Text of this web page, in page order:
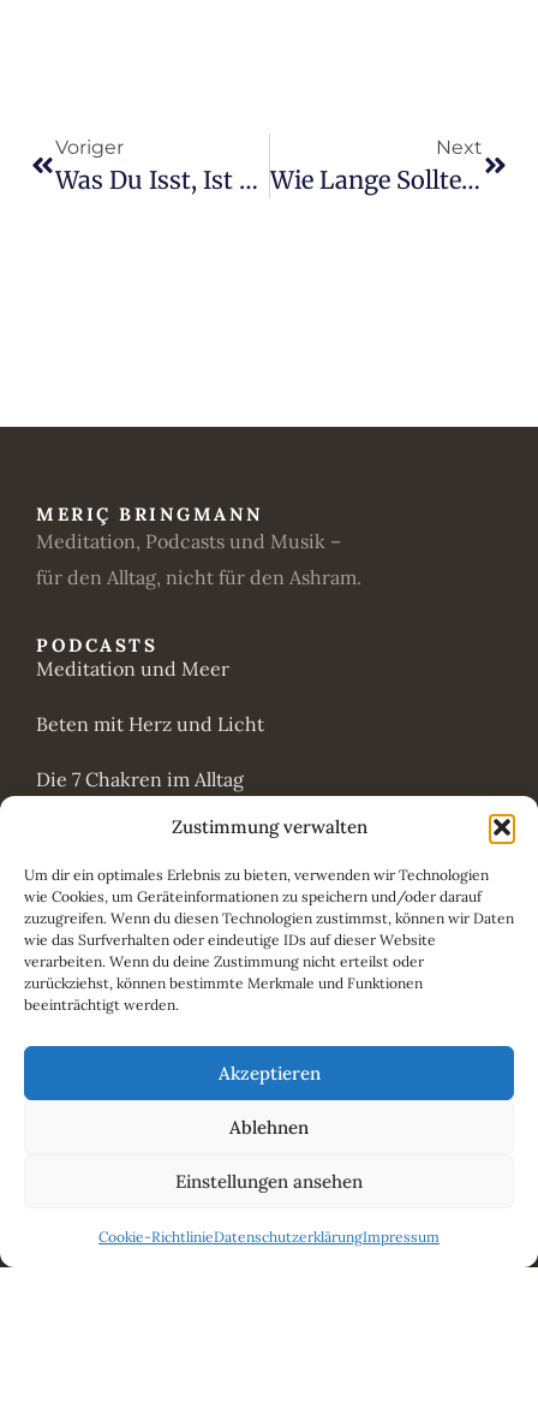
Zustimmung verwalten
Um dir ein optimales Erlebnis zu bieten, verwenden wir Technologien
wie Cookies, um Geräteinformationen zu speichern und/oder darauf
zuzugreifen. Wenn du diesen Technologien zustimmst, können wir Daten
wie das Surfverhalten oder eindeutige IDs auf dieser Website
verarbeiten. Wenn du deine Zustimmung nicht erteilst oder
zurückziehst, können bestimmte Merkmale und Funktionen
beeinträchtigt werden.
Akzeptieren
Ablehnen
Einstellungen ansehen
Cookie-RichtlinieDatenschutzerklärungImpressum
Voriger
Was Du Isst, Ist Wie Du Meditierst
Next
Wie Lange Sollte Man Täglich Meditieren?
MERIÇ BRINGMANN
Meditation, Podcasts und Musik –
für den Alltag, nicht für den Ashram.
PODCASTS
Meditation und Meer
Beten mit Herz und Licht
Die 7 Chakren im Alltag
Wie Worte wirken
Die Yugas
HÖREN & SEHEN
Bandcamp
SoundCloud
ANANDA CENTER